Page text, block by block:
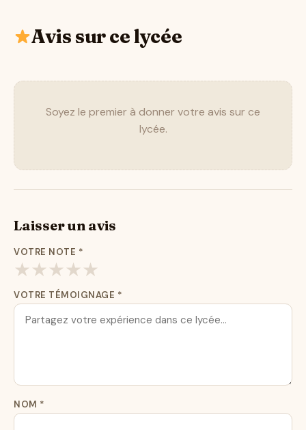
Avis sur ce lycée
Soyez le premier à donner votre avis sur ce
lycée.
Laisser un avis
VOTRE NOTE *
★★★★★
VOTRE TÉMOIGNAGE *
NOM *